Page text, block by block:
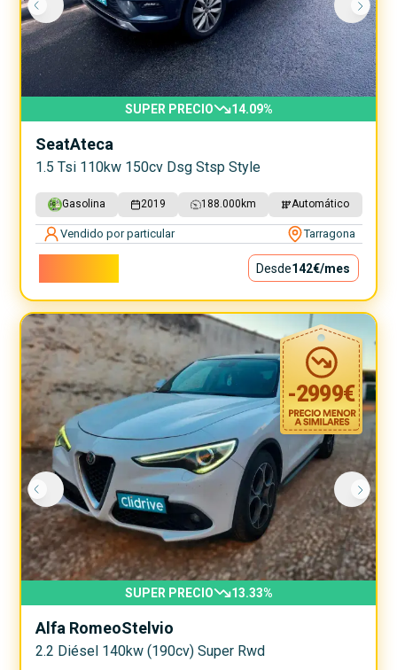
SUPER PRECIO 14.09%
SeatAteca
1.5 Tsi 110kw 150cv Dsg Stsp Style
Gasolina 2019 188.000 km Automático
Vendido por particular Tarragona
Desde142€/mes
-2999€
SUPER PRECIO 13.33%
Alfa RomeoStelvio
2.2 Diésel 140kw (190cv) Super Rwd